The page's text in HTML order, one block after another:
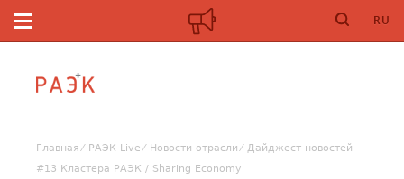
RU
Главная РАЭК Live Новости отрасли
Дайджест новостей
#13 Кластера РАЭК / Sharing Economy